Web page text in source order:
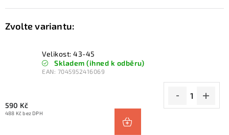
Velikost: 43-45
Skladem (ihned k odběru)
EAN: 7045952416069
590 Kč
488 Kč bez DPH